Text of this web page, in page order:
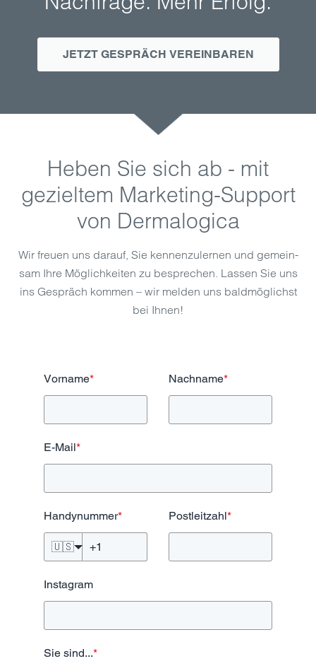
JETZT GESPRÄCH VEREINBAREN
Heben Sie sich ab - mit
gezieltem Marketing-Support
von Dermalogica
Wir freuen uns darauf, Sie kennen­zulernen und gemein­
sam Ihre Möglich­keiten zu besprechen. Lassen Sie uns
ins Gespräch kommen – wir melden uns bald­möglichst
bei Ihnen!
Vorname* Nachname*
E-Mail*
Handynummer*
🇺🇸
Postleitzahl*
Instagram
Sie sind...*